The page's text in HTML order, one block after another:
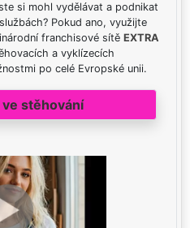
si mohl vydělávat a podnikat
Pokud ano, využijte
franchisové sítě EXTRA
a vyklízecích
po celé Evropské unii.
stěhování